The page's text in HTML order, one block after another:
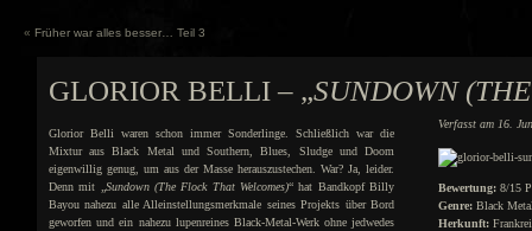
« Früher war alles besser… Teil 3
GLORIOR BELLI – „SUNDOWN
Verfasst am 16.
Glorior Belli waren schon immer Sonderlinge. Schließlich war die
Mixtur aus Black Metal und Southern, Blues, Sludge und Doom
eigenwillig genug, um aus der Masse herauszustechen. War? Ja, leider.
Denn mit „ Sundown (The Flock That Welcomes)“ hat Bandkopf Billy
Bayou nahezu alle Alleinstellungsmerkmale seines Projekts über Bord
geworfen und ein nahezu lupenreines Black-Metal-Werk ohne jedwedes
Bewertung:8/15
Genre:Black
Herkunft: